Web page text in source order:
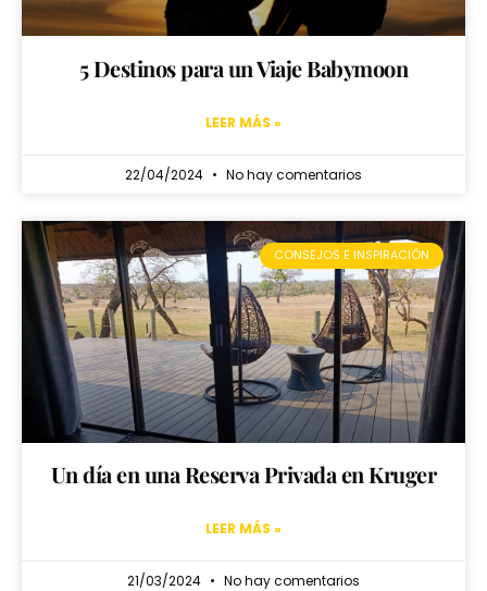
5 Destinos para un Viaje Babymoon
LEER MÁS »
22/04/2024 No hay comentarios
CONSEJOS E INSPIRACIÓN
Un día en una Reserva Privada en Kruger
LEER MÁS »
21/03/2024 No hay comentarios